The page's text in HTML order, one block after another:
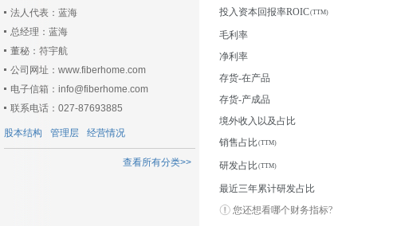
法人代表：蓝海
总经理：蓝海
董秘：符宇航
公司网址：www.fiberhome.com
电子信箱：info@fiberhome.com
联系电话：027-87693885
股本结构 管理层 经营情况
查看所有分类>>
投入资本回报率ROIC
毛利率
净利率
存货-在产品
存货-产成品
境外收入以及占比
销售占比
研发占比
最近三年累计研发占比
您还想看哪个财务指标?